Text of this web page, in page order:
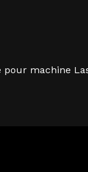
pour machine